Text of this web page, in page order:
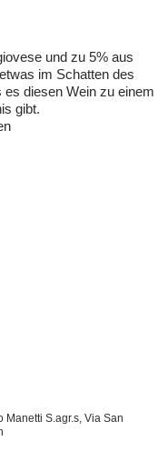
und zu 5% aus
im Schatten des
es diesen Wein zu einem
gibt.
Manetti S.agr.s, Via San